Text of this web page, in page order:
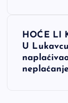
HOĆE LI
U